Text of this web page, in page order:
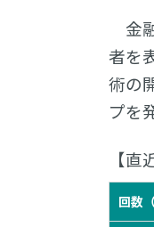
金
者を
術の
プを
【直
回数